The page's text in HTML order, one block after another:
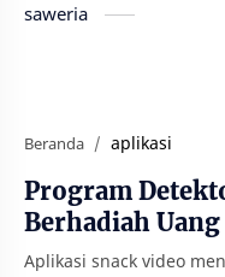
saweria
Beranda aplikasi
Program
Berhadiah
Aplikasi snack video